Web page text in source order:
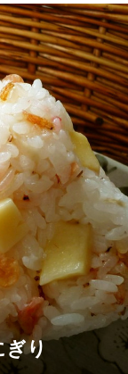
ぎり